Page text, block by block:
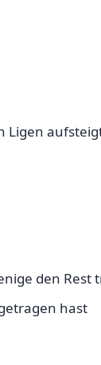
Ligen
den Rest
hast